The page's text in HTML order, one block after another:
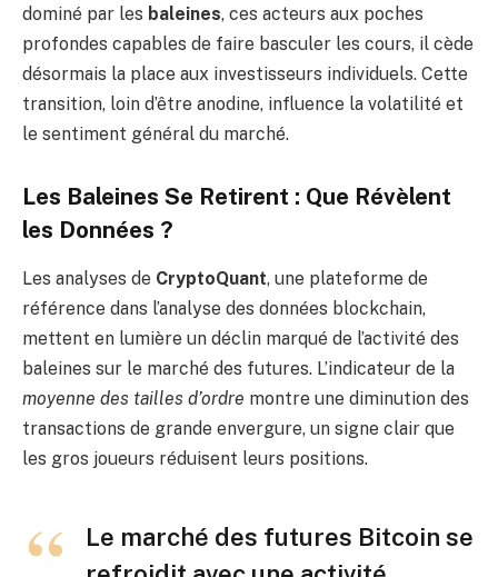
dominé par les baleines, ces acteurs aux poches
profondes capables de faire basculer les cours, il cède
désormais la place aux investisseurs individuels. Cette
transition, loin d’être anodine, influence la volatilité et
le sentiment général du marché.
Les Baleines Se Retirent : Que Révèlent
les Données ?
Les analyses de CryptoQuant, une plateforme de
référence dans l’analyse des données blockchain,
mettent en lumière un déclin marqué de l’activité des
baleines sur le marché des futures. L’indicateur de la
moyenne des tailles d’ordre montre une diminution des
transactions de grande envergure, un signe clair que
les gros joueurs réduisent leurs positions.
Le marché des futures Bitcoin se